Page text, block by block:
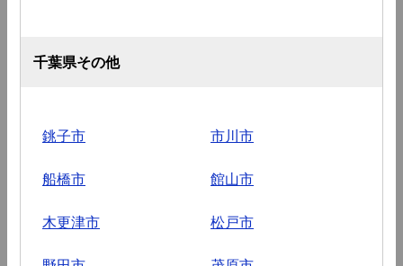
千葉県その他
銚子市 市川市
船橋市 館山市
木更津市 松戸市